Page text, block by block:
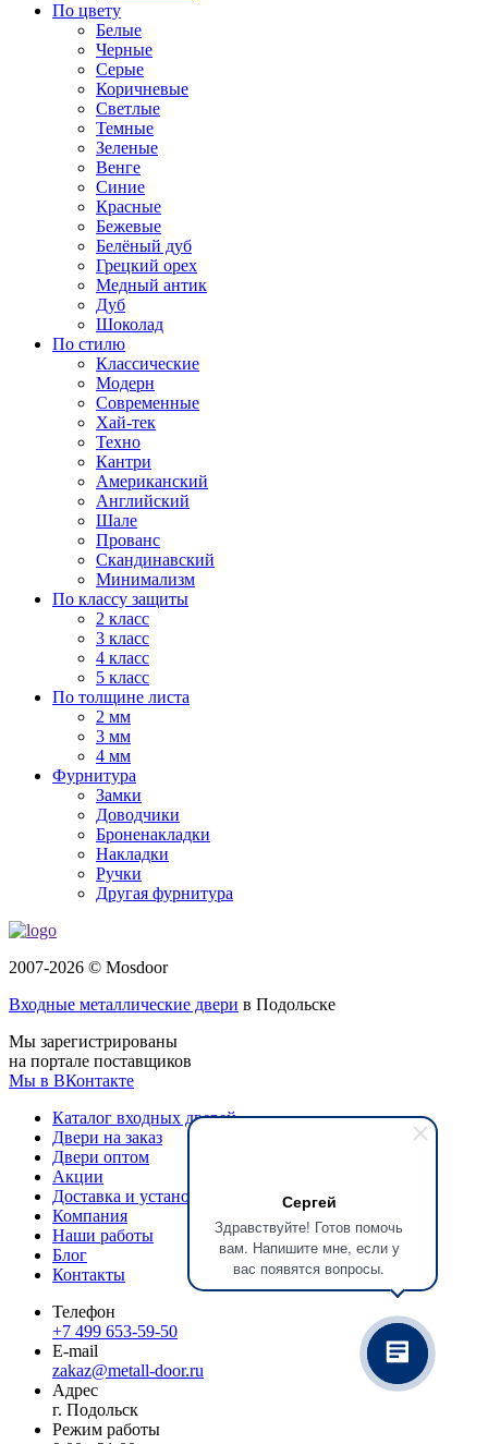
Сергей
Здравствуйте! Готов помочь
вам. Напишите мне, если у
вас появятся вопросы.
По цвету
Белые
Черные
Серые
Коричневые
Светлые
Темные
Зеленые
Венге
Синие
Красные
Бежевые
Белёный дуб
Грецкий орех
Медный антик
Дуб
Шоколад
По стилю
Классические
Модерн
Современные
Хай-тек
Техно
Кантри
Американский
Английский
Шале
Прованс
Скандинавский
Минимализм
По классу защиты
2 класс
3 класс
4 класс
5 класс
По толщине листа
2 мм
3 мм
4 мм
Фурнитура
Замки
Доводчики
Броненакладки
Накладки
Ручки
Другая фурнитура
2007-2026 © Mosdoor
Входные металлические двери в Подольске
Мы зарегистрированы
на портале поставщиков
Мы в ВКонтакте
Каталог входных дверей
Двери на заказ
Двери оптом
Акции
Доставка и установка
Компания
Наши работы
Блог
Контакты
Телефон
+7 499 653-59-50
E-mail
zakaz@metall-door.ru
Адрес
г. Подольск
Режим работы